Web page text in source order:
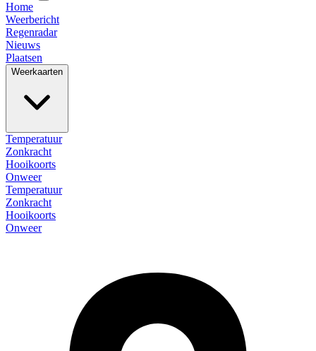
Home
Weerbericht
Regenradar
Nieuws
Plaatsen
Weerkaarten
Temperatuur
Zonkracht
Hooikoorts
Onweer
Temperatuur
Zonkracht
Hooikoorts
Onweer